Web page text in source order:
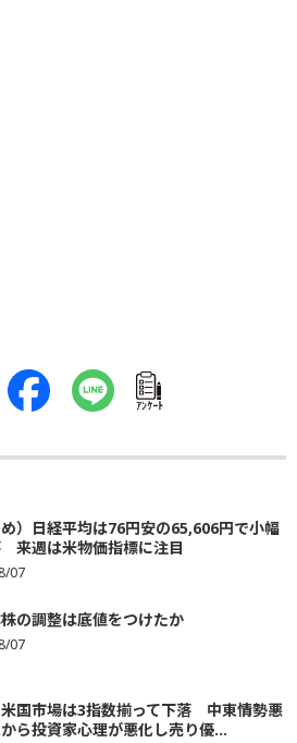
ｱﾝｹｰﾄ
め）日経平均は76円安の65,606円で小幅
来週は米物価指標に注目
07
の調整は底値をつけたか
07
米国市場は3指数揃って下落 中東情勢悪
ら投資家心理が悪化し売り優...